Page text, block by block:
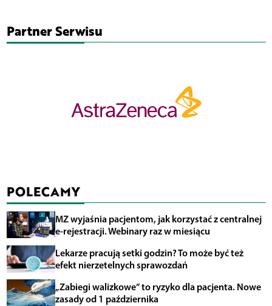
Partner Serwisu
POLECAMY
MZ wyjaśnia pacjentom, jak korzystać z centralnej
e-rejestracji. Webinary raz w miesiącu
Lekarze pracują setki godzin? To może być też
efekt nierzetelnych sprawozdań
„Zabiegi walizkowe” to ryzyko dla pacjenta. Nowe
zasady od 1 października